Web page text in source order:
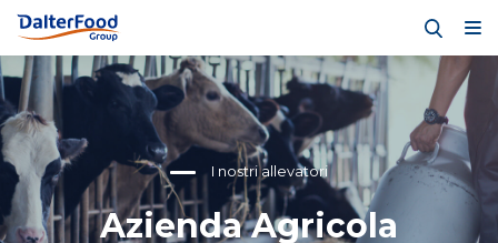
Azienda Agricola
I nostri allevatori